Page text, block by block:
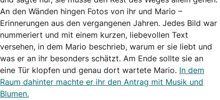
An den Wänden hingen Fotos von ihr und Mario –
Erinnerungen aus den vergangenen Jahren. Jedes Bild war
nummeriert und mit einem kurzen, liebevollen Text
versehen, in dem Mario beschrieb, warum er sie liebt und
was er an ihr besonders schätzt. Am Ende sollte sie an
eine Tür klopfen und genau dort wartete Mario. In dem
Raum dahinter machte er ihr den Antrag mit Musik und
Blumen.